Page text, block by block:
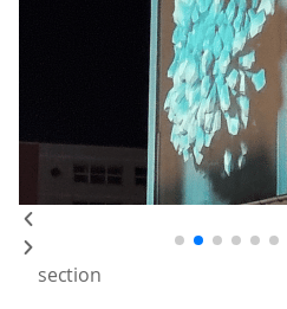
section